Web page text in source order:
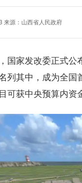
来源： 山西省人民政府
国家发改委正式公
列其中，成为全国
可获中央预算内资